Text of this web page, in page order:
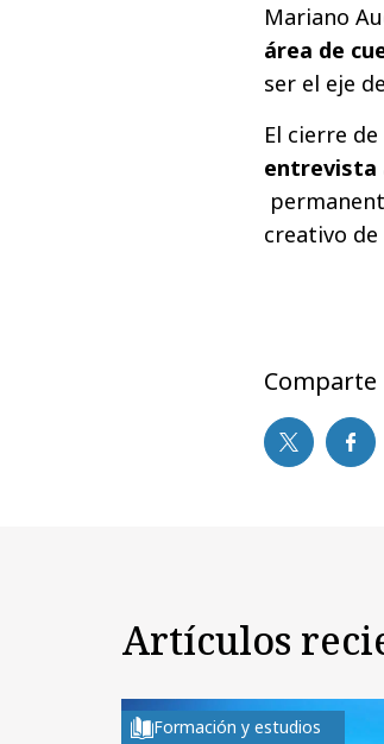
Mariano
área de
ser el eje
El cierre
entrevista
creativo
Comparte
Artículos
Formación y estudios